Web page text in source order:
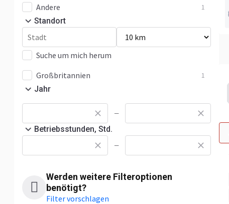
Andere 1
Standort
Suche um mich herum
Großbritannien
1
Jahr
—
Betriebsstunden, Std.
—
Werden weitere Filteroptionen
benötigt?
Filter vorschlagen